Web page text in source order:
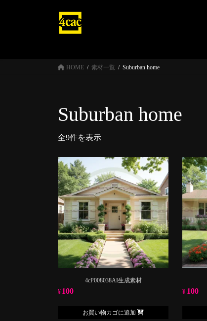
HOME 素材一覧 Suburban home
Suburban home
全9件を表示
4cP008038AI生成素材
¥ 100
お買い物カゴに追加
¥ 100